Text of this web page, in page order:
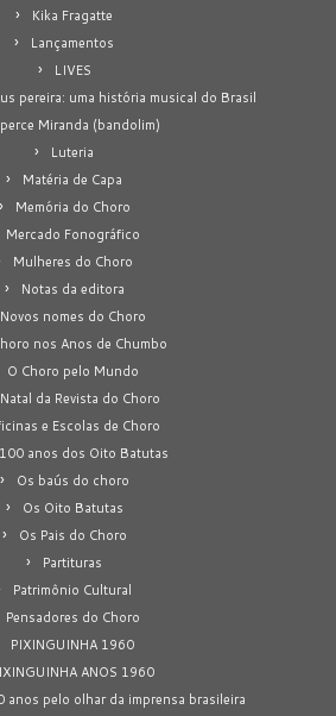
Kika Fragatte
Lançamentos
LIVES
pereira: uma história musical do Brasil
Miranda (bandolim)
Luteria
Matéria de Capa
Memória do Choro
Mercado Fonográfico
Mulheres do Choro
Notas da editora
Novos nomes do Choro
nos Anos de Chumbo
O Choro pelo Mundo
da Revista do Choro
e Escolas de Choro
anos dos Oito Batutas
Os baús do choro
Os Oito Batutas
Os Pais do Choro
Partituras
Patrimônio Cultural
Pensadores do Choro
PIXINGUINHA 1960
ANOS 1960
anos pelo olhar da imprensa brasileira